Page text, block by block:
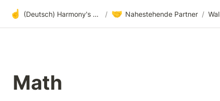
☝️ (Deutsch) Harmony's offene Entwicklung / 🤝 Nahestehende Partner /
Math